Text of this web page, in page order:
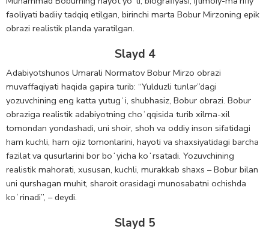
faoliyati badiiy tadqiq etilgan, birinchi marta Bobur Mirzoning epik
obrazi realistik planda yaratilgan.
Slayd 4
Adabiyotshunos Umarali Normatov Bobur Mirzo obrazi
muvaffaqiyati haqida gapira turib: “Yulduzli tunlar”dagi
yozuvchining eng katta yutugʻi, shubhasiz, Bobur obrazi. Bobur
obraziga realistik adabiyotning choʻqqisida turib xilma-xil
tomondan yondashadi, uni shoir, shoh va oddiy inson sifatidagi
ham kuchli, ham ojiz tomonlarini, hayoti va shaxsiyatidagi barcha
fazilat va qusurlarini bor boʻyicha koʻrsatadi. Yozuvchining
realistik mahorati, xususan, kuchli, murakkab shaxs – Bobur bilan
uni qurshagan muhit, sharoit orasidagi munosabatni ochishda
koʻrinadi”, – deydi.
Slayd 5